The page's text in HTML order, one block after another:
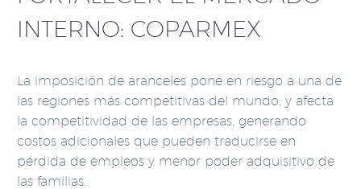
INTERNO: COPARMEX
La imposición de aranceles pone en riesgo a una de
las regiones más competitivas del mundo, y afecta
la competitividad de las empresas, generando
costos adicionales que pueden traducirse en
pérdida de empleos y menor poder adquisitivo de
las familias.